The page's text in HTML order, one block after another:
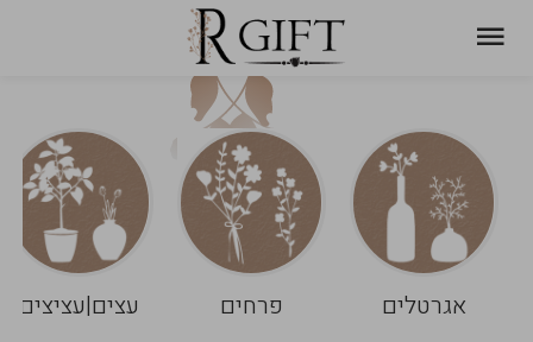
אגרטלים פרחים עצים|עציצים
עגלת
שלך
ניקוי
הסל